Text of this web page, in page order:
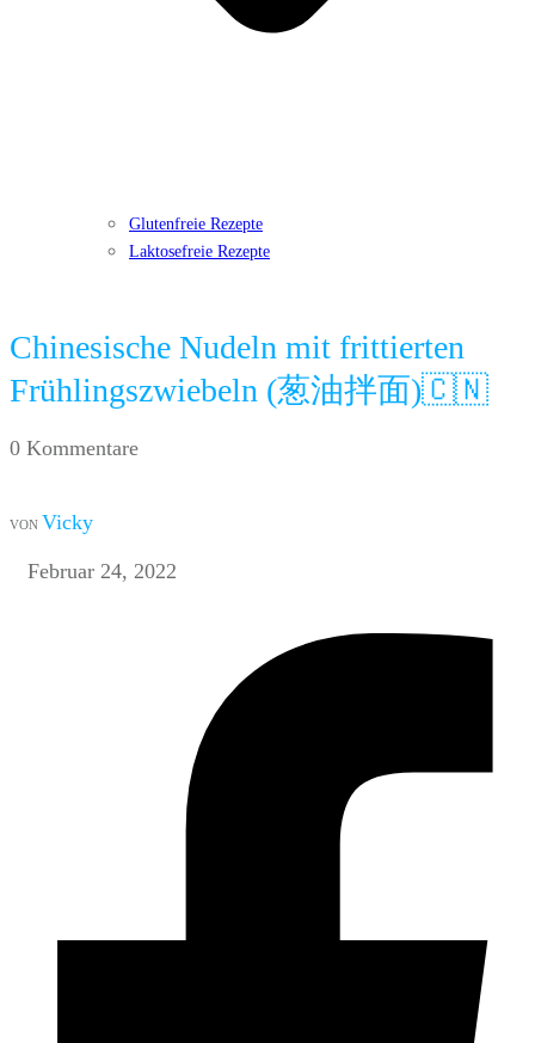
Glutenfreie Rezepte
Laktosefreie Rezepte
Chinesische Nudeln mit frittierten
Frühlingszwiebeln (葱油拌面)🇨🇳
0 Kommentare
VON Vicky
Februar 24, 2022